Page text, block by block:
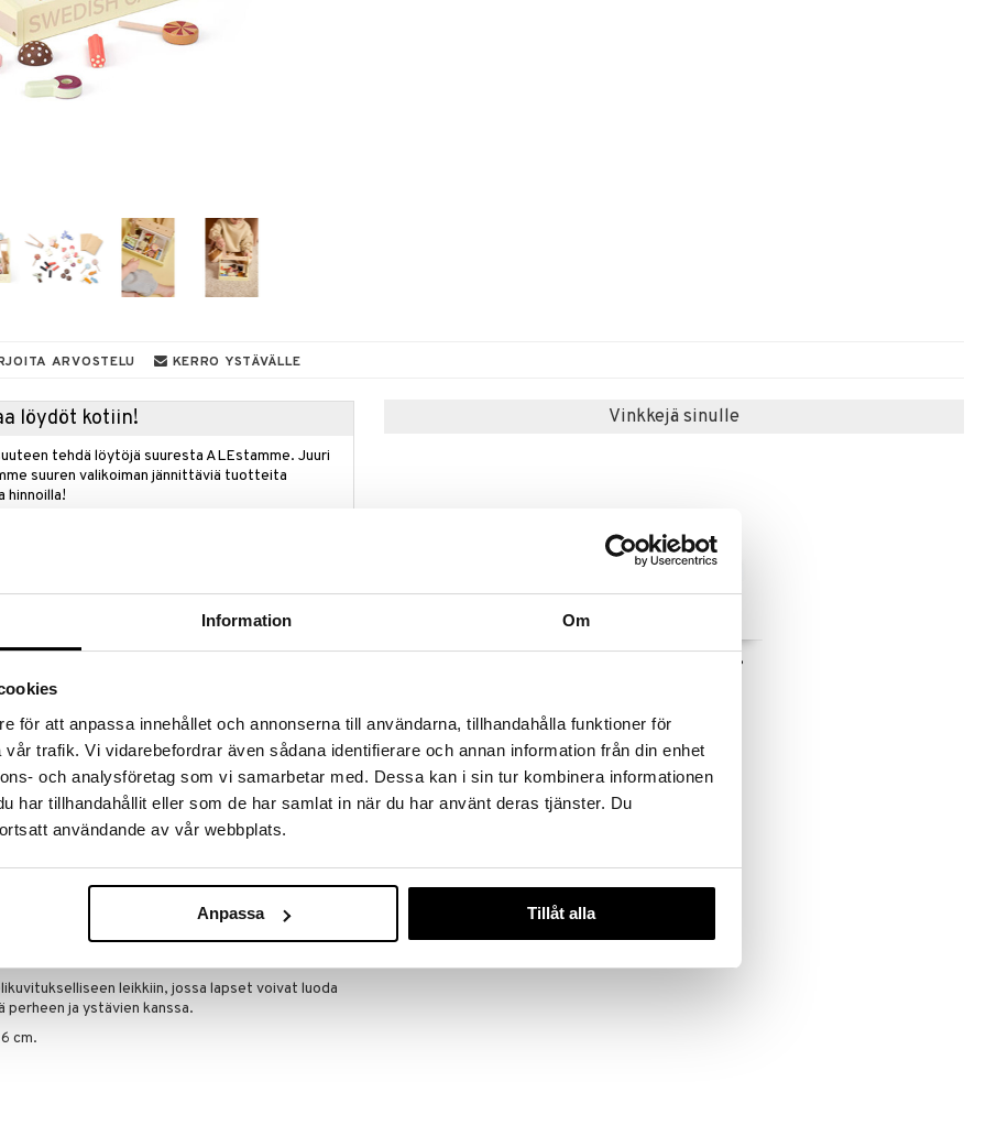
Information Om
för att anpassa innehållet och annonserna till användarna, tillhandahålla funktioner för
trafik. Vi vidarebefordrar även sådana identifierare och annan information från din enhet
och analysföretag som vi samarbetar med. Dessa kan i sin tur kombinera informationen
har tillhandahållit eller som de har samlat in när du har använt deras tjänster. Du
användande av vår webbplats.
Anpassa Tillåt alla
ARVOSTELU KERRO YSTÄVÄLLE
löydöt kotiin!
tehdä löytöjä suuresta ALEstamme. Juuri
suuren valikoiman jännittäviä tuotteita
hinnoilla!
hedelmäkarhuja, sieniä, colapulloja, punssipralineja,
valmistettu puusta! Älä unohda suosittuja
yhteen vadelmatankojen kanssa
tavallinen iltapäivä – karkkihetki on aina jotain,
makujen sekoituksella on jokaiselle jotain
pihdit auttavat lapsia harjoittelemaan
ja ostavansa karkkia, mikä tekee leikistä
leikkiin, jossa lapset voivat luoda
perheen ja ystävien kanssa.
cm.
Vinkkejä sinulle
15,90 €
Juomasetti KID'S HUB
23,90 €